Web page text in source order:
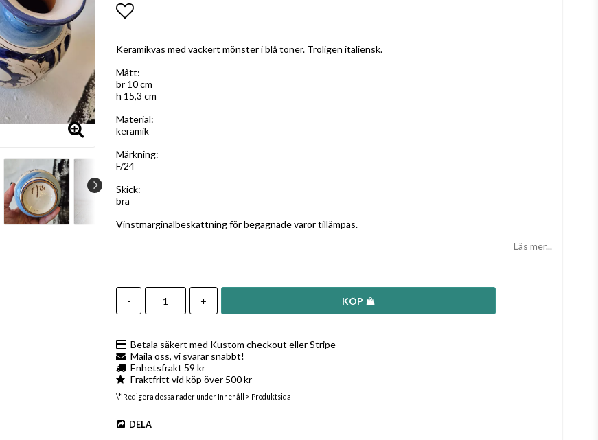
Keramikvas med vackert mönster i blå toner. Troligen italiensk.
Mått:
br 10 cm
h 15,3 cm
Material:
keramik
Märkning:
F/24
Skick:
bra
Vinstmarginalbeskattning för begagnade varor tillämpas.
Läs mer...
- + KÖP
Betala säkert med Kustom checkout eller Stripe
Maila oss, vi svarar snabbt!
Enhetsfrakt 59 kr
Fraktfritt vid köp över 500 kr
\* Redigera dessa rader under Innehåll > Produktsida
DELA